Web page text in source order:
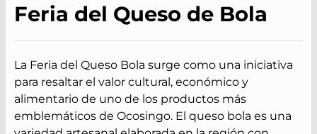
Feria del Queso de Bola
La Feria del Queso Bola surge como una iniciativa
para resaltar el valor cultural, económico y
alimentario de uno de los productos más
emblemáticos de Ocosingo. El queso bola es una